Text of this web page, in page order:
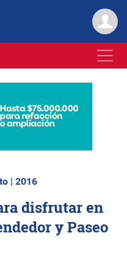
| 2016
disfrutar en
y Paseo